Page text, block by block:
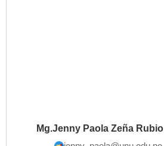
Mg.Jenny Paola Zeña Rubio